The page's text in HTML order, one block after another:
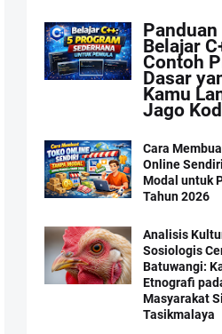
Belajar
Contoh
Dasar
Kamu
Jago
Cara
Online
Modal untuk
Tahun 2026
Analisis
Sosiologis
Batuwangi:
Etnografi
Masyarakat
Tasikmalaya